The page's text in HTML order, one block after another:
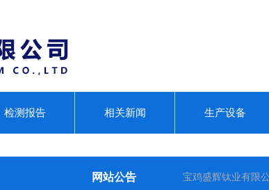
检测报告 相关新闻 生产设备
网站公告
宝鸡盛辉钛业有限公司是一家主要从事钛